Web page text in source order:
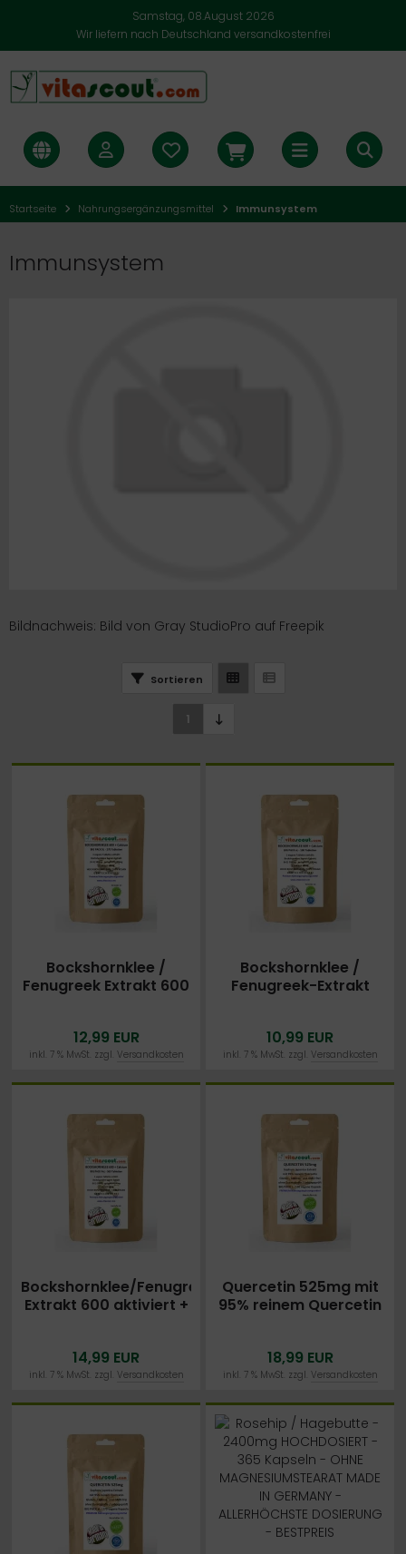
Samstag, 08.August 2026
Wir liefern nach Deutschland versandkostenfrei
Startseite Nahrungsergänzungsmittel Immunsystem
Immunsystem
Bildnachweis: Bild von Gray StudioPro auf Freepik
Sortieren
1
Bockshornklee /
Fenugreek Extrakt 600
12,99 EUR
inkl. 7 % MwSt. zzgl. Versandkosten
Bockshornklee /
Fenugreek-Extrakt
10,99 EUR
inkl. 7 % MwSt. zzgl. Versandkosten
Bockshornklee/Fenugreek-
Extrakt 600 aktiviert +
14,99 EUR
inkl. 7 % MwSt. zzgl. Versandkosten
Quercetin 525mg mit
95% reinem Quercetin
ohne Zusatzstoffe -
Laborgeprüft
18,99 EUR
inkl. 7 % MwSt. zzgl. Versandkosten